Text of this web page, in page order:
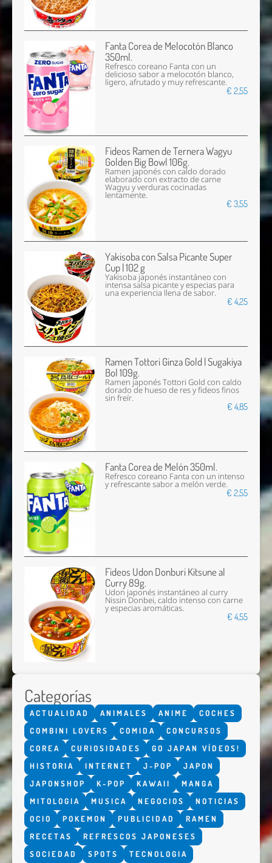
Fanta Corea de Melocotón Blanco
350ml.
Refresco coreano Fanta con un
delicioso sabor a melocotón blanco,
ligero, afrutado y muy refrescante.
€ 2,55
Fideos Ramen de Ternera Wagyu
Golden Big Bowl 106g.
Ramen japonés con caldo dorado
elaborado con extracto de carne
Wagyu y verduras cocinadas
lentamente.
€ 3,55
Yakisoba con Salsa Picante Super
Cup | 102 g
Yakisoba japonés instantáneo con
intensa salsa picante y especias para
una experiencia llena de sabor.
€ 4,25
Ramen Tottori Ginza Gold | Sugakiya
Bol 109g.
Ramen japonés Tottori Gold con caldo
dorado de hueso de res y fideos finos
sin freír.
€ 4,85
Fanta Corea de Melón 350ml.
Refresco coreano Fanta con un intenso
y refrescante sabor a melón verde.
€ 2,55
Fideos Udon Donburi Kitsune al
Curry 89g.
Udon japonés instantáneo al curry
Nissin Donbei, caldo intenso con carne
y especias aromáticas.
€ 4,55
Categorías
ACTUALIDAD ANIMALES ANIME
COCHES
COMBINI LOVERS
COMIDA
CONCURSOS
COREA
CURIOSIDADES
GO JAPAN VÍDEOS!
HISTORIA
INTERNET J-POP
JAPON
JAPONSHOP
K-POP KAWAII
MANGA
MITOLOGIA
MUSICA NEGOCIOS
NOTICIAS
OCIO
POKEMON PUBLICIDAD
RAMEN
RECETAS
REFRESCOS JAPONESES
SOCIEDAD
SPOTS TECNOLOGIA